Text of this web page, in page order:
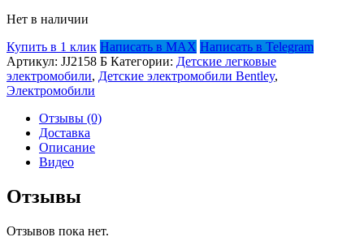
Нет в наличии
Купить в 1 клик Написать в MAX Написать в Telegram
Артикул: JJ2158 Б Категории: Детские легковые
электромобили, Детские электромобили Bentley,
Электромобили
Отзывы (0)
Доставка
Описание
Видео
Отзывы
Отзывов пока нет.